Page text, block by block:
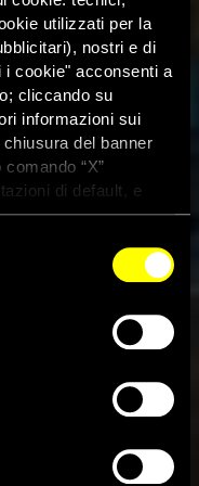
utilizzati per la
nostri e di
cookie" acconsenti a
cliccando su
informazioni sui
del banner
“X”
di default, e
con i cookie
Olimpiadi
violazioni